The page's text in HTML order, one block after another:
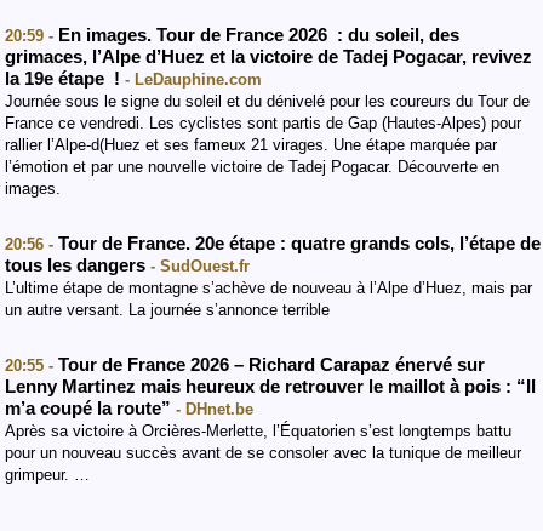
20:59 - En images. Tour de France 2026 : du soleil, des
grimaces, l’Alpe d’Huez et la victoire de Tadej Pogacar, revivez
la 19e étape ! - LeDauphine.com
Journée sous le signe du soleil et du dénivelé pour les coureurs du Tour de
France ce vendredi. Les cyclistes sont partis de Gap (Hautes-Alpes) pour
rallier l’Alpe-d(Huez et ses fameux 21 virages. Une étape marquée par
l’émotion et par une nouvelle victoire de Tadej Pogacar. Découverte en
images.
20:56 - Tour de France. 20e étape : quatre grands cols, l’étape de
tous les dangers - SudOuest.fr
L’ultime étape de montagne s’achève de nouveau à l’Alpe d’Huez, mais par
un autre versant. La journée s’annonce terrible
20:55 - Tour de France 2026 – Richard Carapaz énervé sur
Lenny Martinez mais heureux de retrouver le maillot à pois : “Il
m’a coupé la route” - DHnet.be
Après sa victoire à Orcières-Merlette, l’Équatorien s’est longtemps battu
pour un nouveau succès avant de se consoler avec la tunique de meilleur
grimpeur. …